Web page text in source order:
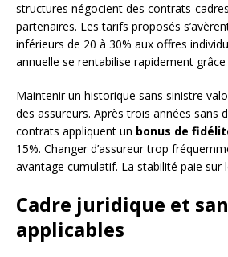
structures négocient des contrats-
partenaires. Les tarifs proposés
inférieurs de 20 à 30% aux offres
annuelle se rentabilise rapidement
Maintenir un historique sans sinistre
des assureurs. Après trois années sans
contrats appliquent un bonus de
15%. Changer d’assureur trop
avantage cumulatif. La stabilité paie sur
Cadre juridique et
applicables